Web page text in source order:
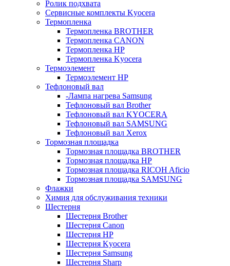
Ролик подхвата
Сервисные комплекты Kyocera
Термопленка
Термопленка BROTHER
Термопленка CANON
Термопленка HP
Термопленка Kyocera
Термоэлемент
Термоэлемент НР
Тефлоновый вал
-Лампа нагрева Samsung
Тефлоновый вал Brother
Тефлоновый вал KYOCERA
Тефлоновый вал SAMSUNG
Тефлоновый вал Xerox
Тормозная площадка
Тормозная площадка BROTHER
Тормозная площадка HP
Тормозная площадка RICOH Aficio
Тормозная площадка SAMSUNG
Флажки
Химия для обслуживания техники
Шестерня
Шестерня Brother
Шестерня Canon
Шестерня HP
Шестерня Kyocera
Шестерня Samsung
Шестерня Sharp